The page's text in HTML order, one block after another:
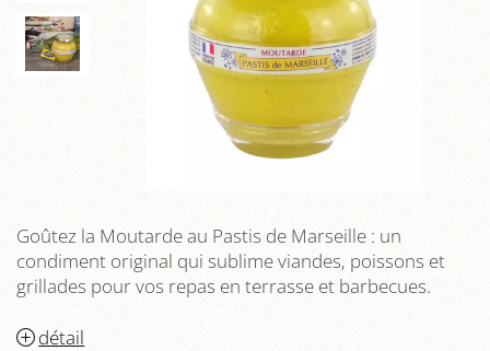
Goûtez la Moutarde au Pastis de Marseille : un
condiment original qui sublime viandes, poissons et
grillades pour vos repas en terrasse et barbecues.
détail